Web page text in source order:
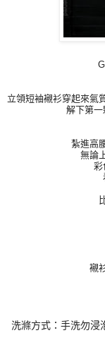
立領短袖襯衫穿起來氣
解下第
紮進高
無論
彩
襯
洗滌方式：手洗勿浸